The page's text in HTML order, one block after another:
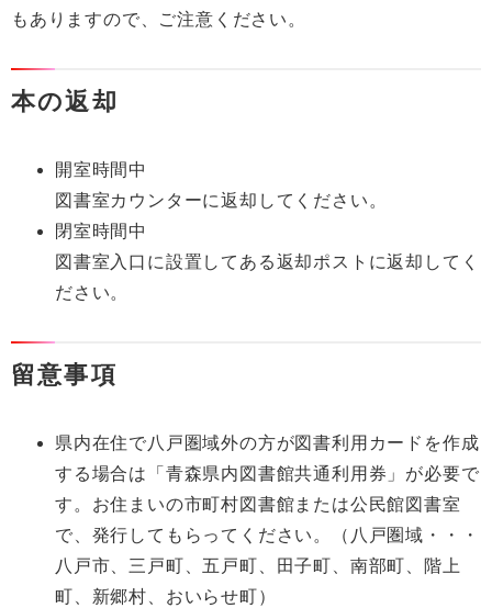
もありますので、ご注意ください。
本の返却
開室時間中
図書室カウンターに返却してください。
閉室時間中
図書室入口に設置してある返却ポストに返却してく
ださい。
留意事項
県内在住で八戸圏域外の方が図書利用カードを作成
する場合は「青森県内図書館共通利用券」が必要で
す。お住まいの市町村図書館または公民館図書室
で、発行してもらってください。（八戸圏域・・・
八戸市、三戸町、五戸町、田子町、南部町、階上
町、新郷村、おいらせ町）